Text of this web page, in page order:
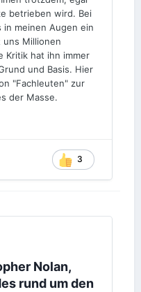
betrieben wird. Bei
in meinen Augen ein
uns Millionen
Kritik hat ihn immer
und Basis. Hier
"Fachleuten" zur
der Masse.
3
Nolan,
rund um den